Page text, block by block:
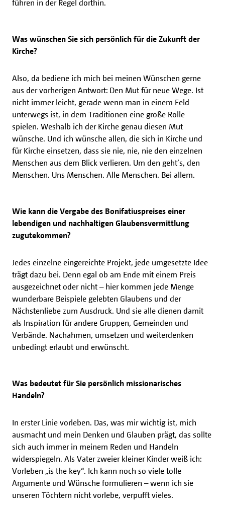
führen in der Regel dorthin.
Was wünschen Sie sich persönlich für die Zukunft der
Kirche?
Also, da bediene ich mich bei meinen Wünschen gerne
aus der vorherigen Antwort: Den Mut für neue Wege. Ist
nicht immer leicht, gerade wenn man in einem Feld
unterwegs ist, in dem Traditionen eine große Rolle
spielen. Weshalb ich der Kirche genau diesen Mut
wünsche. Und ich wünsche allen, die sich in Kirche und
für Kirche einsetzen, dass sie nie, nie, nie den einzelnen
Menschen aus dem Blick verlieren. Um den geht’s, den
Menschen. Uns Menschen. Alle Menschen. Bei allem.
Wie kann die Vergabe des Bonifatiuspreises einer
lebendigen und nachhaltigen Glaubensvermittlung
zugutekommen?
Jedes einzelne eingereichte Projekt, jede umgesetzte Idee
trägt dazu bei. Denn egal ob am Ende mit einem Preis
ausgezeichnet oder nicht – hier kommen jede Menge
wunderbare Beispiele gelebten Glaubens und der
Nächstenliebe zum Ausdruck. Und sie alle dienen damit
als Inspiration für andere Gruppen, Gemeinden und
Verbände. Nachahmen, umsetzen und weiterdenken
unbedingt erlaubt und erwünscht.
Was bedeutet für Sie persönlich missionarisches
Handeln?
In erster Linie vorleben. Das, was mir wichtig ist, mich
ausmacht und mein Denken und Glauben prägt, das sollte
sich auch immer in meinem Reden und Handeln
widerspiegeln. Als Vater zweier kleiner Kinder weiß ich:
Vorleben „is the key“. Ich kann noch so viele tolle
Argumente und Wünsche formulieren – wenn ich sie
unseren Töchtern nicht vorlebe, verpufft vieles.